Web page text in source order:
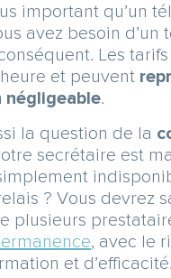
important qu’un
avez besoin d’un
Les
et peuvent
négligeable.
la question de la
secrétaire est
? Vous devrez
plusieurs
, avec le
et d’efficacité.